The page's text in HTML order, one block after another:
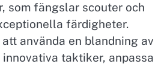
som fängslar scouter och
färdigheter.
använda en blandning av
taktiker, anpassa